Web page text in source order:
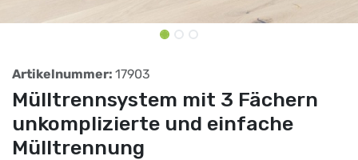
Artikelnummer: 17903
Mülltrennsystem mit 3 Fächern
unkomplizierte und einfache
Mülltrennung